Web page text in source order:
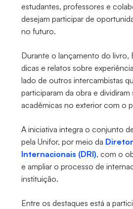
estudantes, professores e
desejam participar de
no futuro.
Durante o lançamento do livro,
dicas e relatos sobre
lado de outros intercambistas
participaram da obra e dividiram
acadêmicas no exterior com o
A iniciativa integra o conjunto
pela Unifor, por meio da
Internacionais (DRI), com o
e ampliar o processo de
instituição.
Entre os destaques está a